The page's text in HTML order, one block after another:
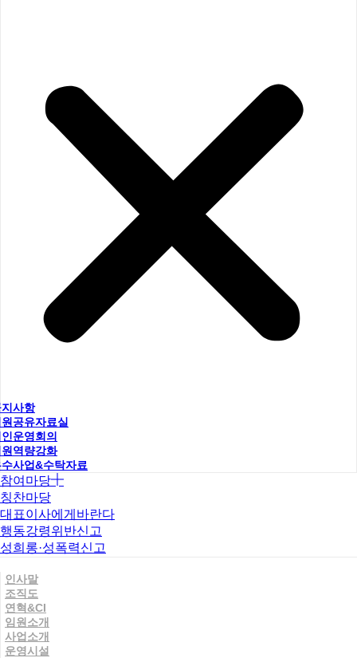
사항
공유자료실
운영회의
역량강화
사업&수탁자료
참여마당
칭찬마당
대표이사에게바란다
행동강령위반신고
성희롱·성폭력신고
인사말
조직도
연혁&CI
임원소개
사업소개
운영시설